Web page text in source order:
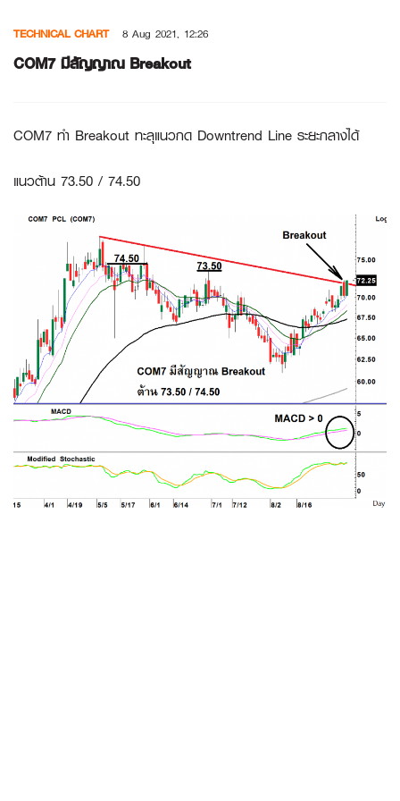
content
TECHNICAL CHART 8 Aug 2021, 12:26
COM7มีสัญญาณ Breakout
COM7 ทำ Breakout ทะลุแนวกด Downtrend Line ระยะกลางได้
แนวต้าน 73.50 / 74.50